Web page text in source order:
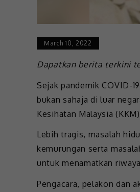
March 10, 2022
Dapatkan berita terkini
Sejak pandemik COVID-
bukan sahaja di luar
Kesihatan Malaysia
Lebih tragis, masalah
kemurungan serta
untuk menamatkan
Pengacara, pelakon dan